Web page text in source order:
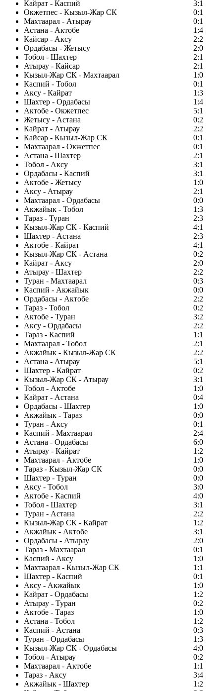
Кайрат - Каспий
3:1
Окжетпес - Кызыл-Жар СК
0:1
Махтаарал - Атырау
0:1
Астана - Актобе
1:4
Кайсар - Аксу
2:2
Ордабасы - Жетысу
2:0
Тобол - Шахтер
2:1
Атырау - Кайсар
2:1
Кызыл-Жар СК - Махтаарал
1:0
Каспий - Тобол
0:1
Аксу - Кайрат
1:3
Шахтер - Ордабасы
1:4
Актобе - Окжетпес
5:1
Жетысу - Астана
0:2
Кайрат - Атырау
2:2
Кайсар - Кызыл-Жар СК
0:1
Махтаарал - Окжетпес
0:1
Астана - Шахтер
2:1
Тобол - Аксу
3:1
Ордабасы - Каспий
3:1
Актобе - Жетысу
1:0
Аксу - Атырау
2:1
Махтаарал - Ордабасы
0:0
Акжайык - Тобол
1:3
Тараз - Туран
2:3
Кызыл-Жар СК - Каспий
4:1
Шахтер - Астана
2:3
Актобе - Кайрат
4:1
Кызыл-Жар СК - Астана
0:2
Кайрат - Аксу
2:0
Атырау - Шахтер
2:2
Туран - Махтаарал
0:3
Каспий - Акжайык
0:0
Ордабасы - Актобе
2:2
Тараз - Тобол
0:2
Актобе - Туран
3:2
Аксу - Ордабасы
2:2
Тараз - Каспий
1:1
Махтаарал - Тобол
2:1
Акжайык - Кызыл-Жар СК
2:2
Астана - Атырау
5:1
Шахтер - Кайрат
0:2
Кызыл-Жар СК - Атырау
3:1
Тобол - Актобе
1:0
Кайрат - Астана
0:4
Ордабасы - Шахтер
1:0
Акжайык - Тараз
0:0
Туран - Аксу
0:1
Каспий - Махтаарал
2:4
Астана - Ордабасы
6:0
Атырау - Кайрат
1:2
Махтаарал - Актобе
1:0
Тараз - Кызыл-Жар СК
0:0
Шахтер - Туран
0:0
Аксу - Тобол
3:0
Актобе - Каспий
4:0
Тобол - Шахтер
3:1
Туран - Астана
2:2
Кызыл-Жар СК - Кайрат
1:2
Акжайык - Актобе
3:1
Ордабасы - Атырау
2:0
Тараз - Махтаарал
0:1
Каспий - Аксу
1:0
Махтаарал - Кызыл-Жар СК
1:1
Шахтер - Каспий
0:1
Аксу - Акжайык
1:0
Кайрат - Ордабасы
1:2
Атырау - Туран
0:2
Актобе - Тараз
1:0
Астана - Тобол
1:2
Каспий - Астана
0:3
Туран - Ордабасы
1:3
Кызыл-Жар СК - Ордабасы
4:0
Тобол - Атырау
0:2
Махтаарал - Актобе
1:1
Тараз - Аксу
3:4
Акжайык - Шахтер
1:2